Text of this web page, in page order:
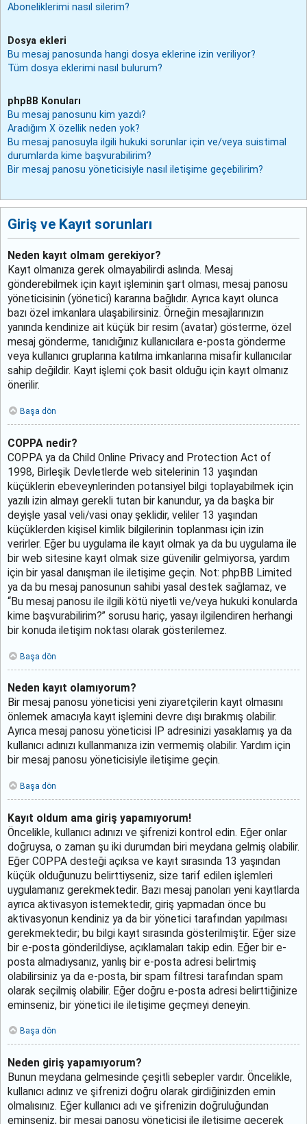
Aboneliklerimi nasıl silerim?
Dosya ekleri
Bu mesaj panosunda hangi dosya eklerine izin veriliyor?
Tüm dosya eklerimi nasıl bulurum?
phpBB Konuları
Bu mesaj panosunu kim yazdı?
Aradığım X özellik neden yok?
Bu mesaj panosuyla ilgili hukuki sorunlar için ve/veya suistimal
durumlarda kime başvurabilirim?
Bir mesaj panosu yöneticisiyle nasıl iletişime geçebilirim?
Giriş ve Kayıt sorunları
Neden kayıt olmam gerekiyor?
Kayıt olmanıza gerek olmayabilirdi aslında. Mesaj
gönderebilmek için kayıt işleminin şart olması, mesaj panosu
yöneticisinin (yönetici) kararına bağlıdır. Ayrıca kayıt olunca
bazı özel imkanlara ulaşabilirsiniz. Örneğin mesajlarınızın
yanında kendinize ait küçük bir resim (avatar) gösterme, özel
mesaj gönderme, tanıdığınız kullanıcılara e-posta gönderme
veya kullanıcı gruplarına katılma imkanlarına misafir kullanıcılar
sahip değildir. Kayıt işlemi çok basit olduğu için kayıt olmanız
önerilir.
Başa dön
COPPA nedir?
COPPA ya da Child Online Privacy and Protection Act of
1998, Birleşik Devletlerde web sitelerinin 13 yaşından
küçüklerin ebeveynlerinden potansiyel bilgi toplayabilmek için
yazılı izin almayı gerekli tutan bir kanundur, ya da başka bir
deyişle yasal veli/vasi onay şeklidir, veliler 13 yaşından
küçüklerden kişisel kimlik bilgilerinin toplanması için izin
verirler. Eğer bu uygulama ile kayıt olmak ya da bu uygulama ile
bir web sitesine kayıt olmak size güvenilir gelmiyorsa, yardım
için bir yasal danışman ile iletişime geçin. Not: phpBB Limited
ya da bu mesaj panosunun sahibi yasal destek sağlamaz, ve
“Bu mesaj panosu ile ilgili kötü niyetli ve/veya hukuki konularda
kime başvurabilirim?” sorusu hariç, yasayı ilgilendiren herhangi
bir konuda iletişim noktası olarak gösterilemez.
Başa dön
Neden kayıt olamıyorum?
Bir mesaj panosu yöneticisi yeni ziyaretçilerin kayıt olmasını
önlemek amacıyla kayıt işlemini devre dışı bırakmış olabilir.
Ayrıca mesaj panosu yöneticisi IP adresinizi yasaklamış ya da
kullanıcı adınızı kullanmanıza izin vermemiş olabilir. Yardım için
bir mesaj panosu yöneticisiyle iletişime geçin.
Başa dön
Kayıt oldum ama giriş yapamıyorum!
Öncelikle, kullanıcı adınızı ve şifrenizi kontrol edin. Eğer onlar
doğruysa, o zaman şu iki durumdan biri meydana gelmiş olabilir.
Eğer COPPA desteği açıksa ve kayıt sırasında 13 yaşından
küçük olduğunuzu belirttiyseniz, size tarif edilen işlemleri
uygulamanız gerekmektedir. Bazı mesaj panoları yeni kayıtlarda
ayrıca aktivasyon istemektedir, giriş yapmadan önce bu
aktivasyonun kendiniz ya da bir yönetici tarafından yapılması
gerekmektedir; bu bilgi kayıt sırasında gösterilmiştir. Eğer size
bir e-posta gönderildiyse, açıklamaları takip edin. Eğer bir e-
posta almadıysanız, yanlış bir e-posta adresi belirtmiş
olabilirsiniz ya da e-posta, bir spam filtresi tarafından spam
olarak seçilmiş olabilir. Eğer doğru e-posta adresi belirttiğinize
eminseniz, bir yönetici ile iletişime geçmeyi deneyin.
Başa dön
Neden giriş yapamıyorum?
Bunun meydana gelmesinde çeşitli sebepler vardır. Öncelikle,
kullanıcı adınız ve şifrenizi doğru olarak girdiğinizden emin
olmalısınız. Eğer kullanıcı adı ve şifrenizin doğruluğundan
eminseniz, bir mesaj panosu yöneticisi ile iletişime geçerek